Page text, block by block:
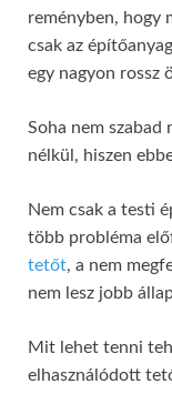
reményben, hogy
csak az
egy nagyon rossz
Soha nem szabad
nélkül, hiszen
Nem csak a testi
több probléma
tetőt, a nem
nem lesz jobb
Mit lehet tenni
elhasználódott